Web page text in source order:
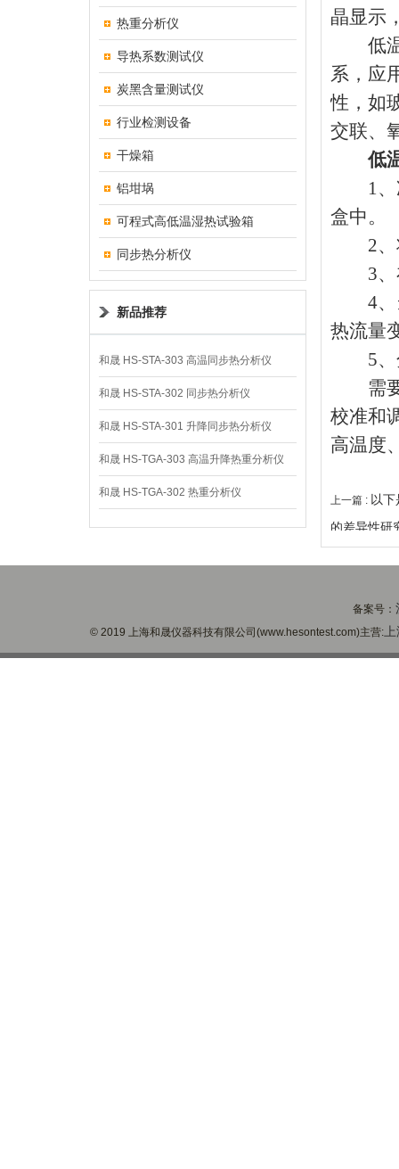
热重分析仪
导热系数测试仪
炭黑含量测试仪
行业检测设备
干燥箱
铝坩埚
可程式高低温湿热试验箱
同步热分析仪
新品推荐
和晟 HS-STA-303 高温同步热分析仪
和晟 HS-STA-302 同步热分析仪
和晟 HS-STA-301 升降同步热分析仪
和晟 HS-TGA-303 高温升降热重分析仪
和晟 HS-TGA-302 热重分析仪
晶显示
低温
系，应
性，如
交联、
低
1、准
盒中。
2、将
3、在
4、当
热流量
5、
需要
校准和
高温度
上一篇 : 以
的差异性研
备案号：
© 2019 上海和晟仪器科技有限公司(www.hesontest.com)主营:上